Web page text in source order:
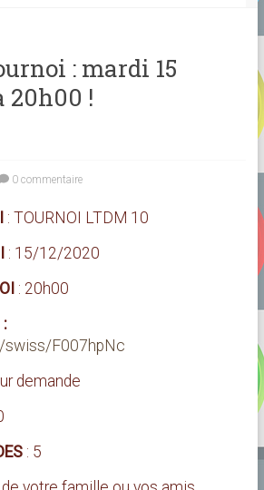
: mardi 15
20h00 !
0 commentaire
: TOURNOI LTDM 10
: 15/12/2020
: 20h00
:
swiss/F007hpNc
demande
: 5